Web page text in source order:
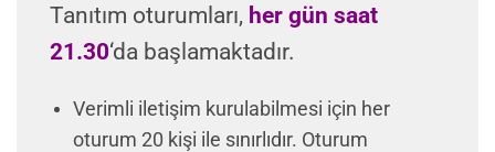
Tanıtım oturumları, her gün saat
21.30‘da başlamaktadır.
Verimli iletişim kurulabilmesi için her
oturum 20 kişi ile sınırlıdır. Oturum